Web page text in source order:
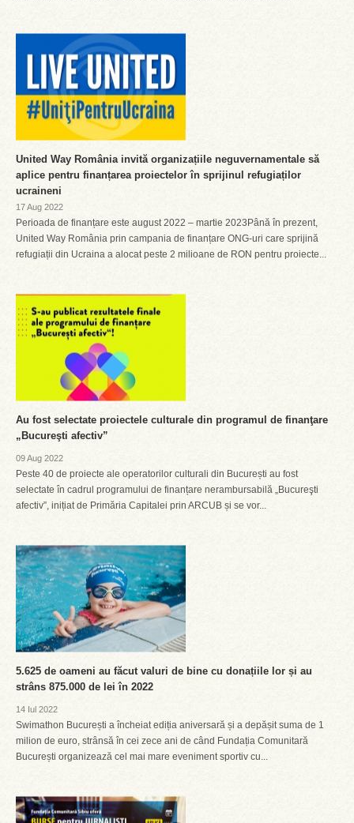
United Way România invită organizațiile neguvernamentale să
aplice pentru finanțarea proiectelor în sprijinul refugiaților
ucraineni
17 Aug 2022
Perioada de finanțare este august 2022 – martie 2023Până în prezent,
United Way România prin campania de finanțare ONG-uri care sprijină
refugiații din Ucraina a alocat peste 2 milioane de RON pentru proiecte...
Au fost selectate proiectele culturale din programul de finanţare
„Bucureşti afectiv”
09 Aug 2022
Peste 40 de proiecte ale operatorilor culturali din București au fost
selectate în cadrul programului de finanțare nerambursabilă „Bucureşti
afectiv”, inițiat de Primăria Capitalei prin ARCUB și se vor...
5.625 de oameni au făcut valuri de bine cu donațiile lor și au
strâns 875.000 de lei în 2022
14 Iul 2022
Swimathon București a încheiat ediția aniversară și a depășit suma de 1
milion de euro, strânsă în cei zece ani de când Fundația Comunitară
București organizează cel mai mare eveniment sportiv cu...